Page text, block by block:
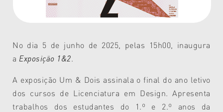
No dia 5 de junho de 2025, pelas 15h00, inaugura
a Exposição 1&2.
A exposição Um & Dois assinala o final do ano letivo
dos cursos de Licenciatura em Design. Apresenta
trabalhos dos estudantes do 1.º e 2.º anos da